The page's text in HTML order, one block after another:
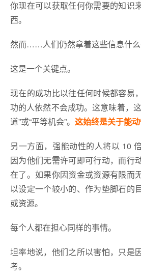
你现在可以获取任何你需要的知识
西。
然而……人们仍然拿着这些信息什么
这是一个关键点。
现在的成功比以往任何时候都容易
功的人依然不会成功。这意味着，
道”或“平等机会”。 这始终是关于能动
另一方面，强能动性的人将以 10
因为他们无需许可即可行动，而行
在了。如果你因资金或资源有限而
以设定一个较小的、作为垫脚石的
或资源。
每个人都在担心同样的事情。
坦率地说，他们之所以害怕，只是
考。